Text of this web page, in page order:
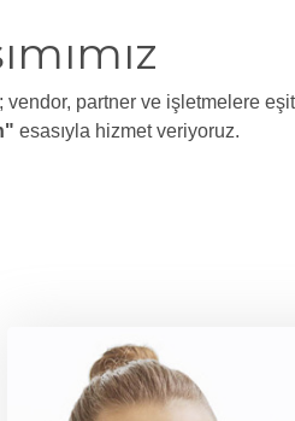
vendor, partner ve işletmelere
esasıyla hizmet veriyoruz.